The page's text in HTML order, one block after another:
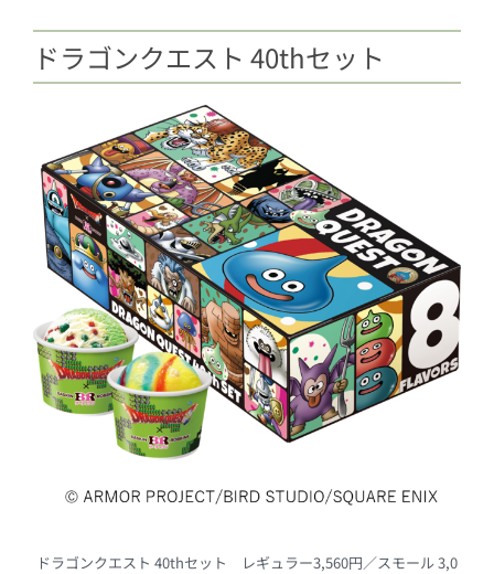
ドラゴンクエスト 40thセット
ドラゴンクエスト 40thセット レギュラー3,560円／スモール 3,0